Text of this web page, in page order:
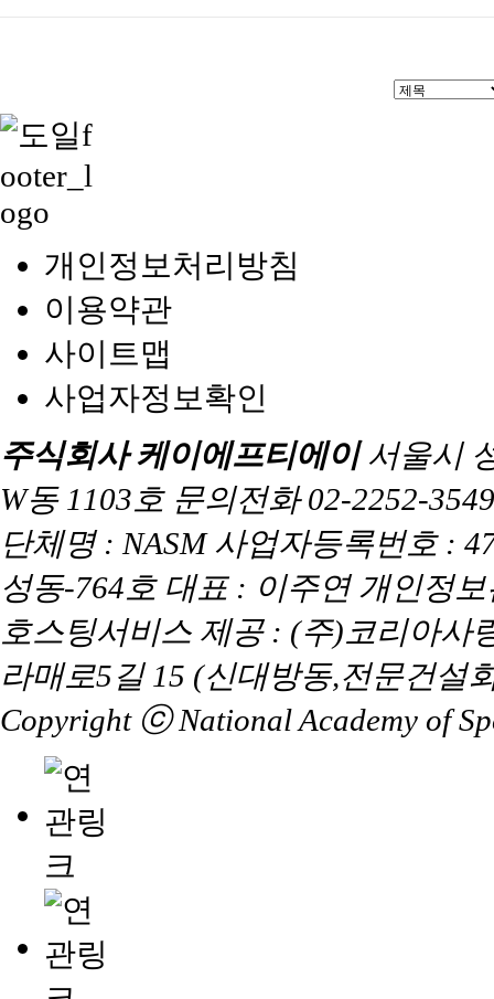
개인정보처리방침
이용약관
사이트맵
사업자정보확인
주식회사 케이에프티에이서울시
W동 1103호 문의전화 02-2252-
단체명 : NASM 사업자등록번호 :
성동-764호 대표 : 이주연 개인정
호스팅서비스 제공 : (주)코리아
라매로5길 15 (신대방동,전문건설
Copyright ⓒ National Academy of